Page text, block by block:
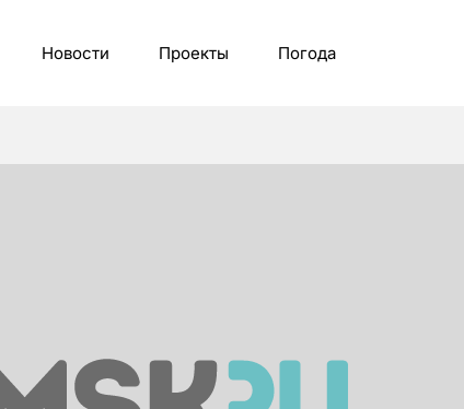
Новости Проекты Погода